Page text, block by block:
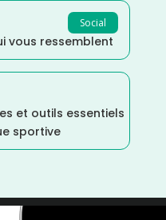
Social
vous ressemblent
et outils essentiels
sportive